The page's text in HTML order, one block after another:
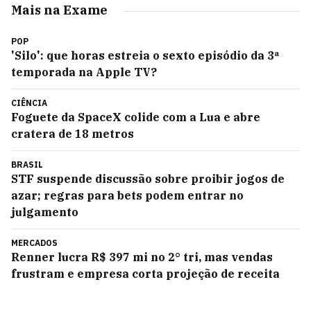
Mais na Exame
POP
'Silo': que horas estreia o sexto episódio da 3ª
temporada na Apple TV?
CIÊNCIA
Foguete da SpaceX colide com a Lua e abre
cratera de 18 metros
BRASIL
STF suspende discussão sobre proibir jogos de
azar; regras para bets podem entrar no
julgamento
MERCADOS
Renner lucra R$ 397 mi no 2° tri, mas vendas
frustram e empresa corta projeção de receita